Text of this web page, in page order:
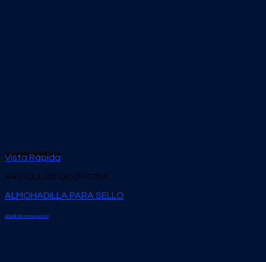
Vista Rápida
ARTÍCULOS DE OFICINA
ALMOHADILLA PARA SELLO
Añadir al presupuesto